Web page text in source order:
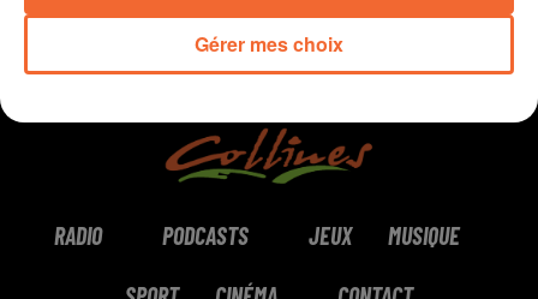
RADIO PODCASTS JEUX MUSIQUE
Gérer mes choix